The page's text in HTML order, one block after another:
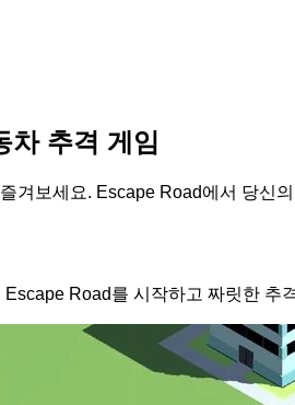
차 추격 게임
겨보세요. Escape Road에서 당신
Road를 시작하고 짜릿한 추